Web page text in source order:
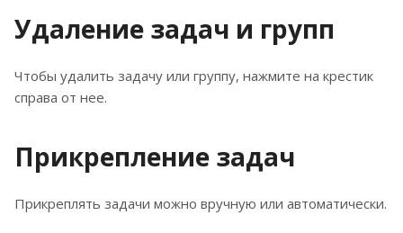
Удаление задач и групп
Чтобы удалить задачу или группу, нажмите на крестик
справа от нее.
Прикрепление задач
Прикреплять задачи можно вручную или автоматически.